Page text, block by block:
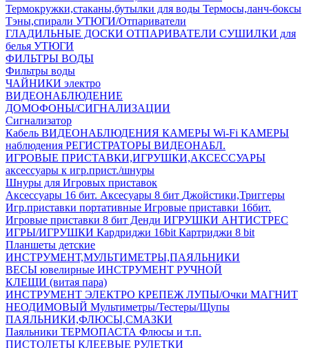
Термокружки,стаканы,бутылки для воды Термосы,ланч-боксы
Тэны,спирали УТЮГИ/Отпариватели
ГЛАДИЛЬНЫЕ ДОСКИ ОТПАРИВАТЕЛИ СУШИЛКИ для
белья УТЮГИ
ФИЛЬТРЫ ВОДЫ
Фильтры воды
ЧАЙНИКИ электро
ВИДЕОНАБЛЮДЕНИЕ
ДОМОФОНЫ/СИГНАЛИЗАЦИИ
Сигнализатор
Кабель ВИДЕОНАБЛЮДЕНИЯ КАМЕРЫ Wi-Fi КАМЕРЫ
наблюдения РЕГИСТРАТОРЫ ВИДЕОНАБЛ.
ИГРОВЫЕ ПРИСТАВКИ,ИГРУШКИ,АКСЕССУАРЫ
аксесcуары к игр.прист./шнуры
Шнуры для Игровых приставок
Аксессуары 16 бит. Аксесуары 8 бит Джойстики,Триггеры
Игр.приставки портативные Игровые приставки 16бит.
Игровые приставки 8 бит Денди ИГРУШКИ АНТИСТРЕС
ИГРЫ/ИГРУШКИ Кардриджи 16bit Картриджи 8 bit
Планшеты детские
ИНСТРУМЕНТ,МУЛЬТИМЕТРЫ,ПАЯЛЬНИКИ
ВЕСЫ ювелирные ИНСТРУМЕНТ РУЧНОЙ
КЛЕЩИ (витая пара)
ИНСТРУМЕНТ ЭЛЕКТРО КРЕПЕЖ ЛУПЫ/Очки МАГНИТ
НЕОДИМОВЫЙ Мультиметры/Тестеры/Щупы
ПАЯЛЬНИКИ,ФЛЮСЫ,СМАЗКИ
Паяльники ТЕРМОПАСТА Флюсы и т.п.
ПИСТОЛЕТЫ КЛЕЕВЫЕ РУЛЕТКИ